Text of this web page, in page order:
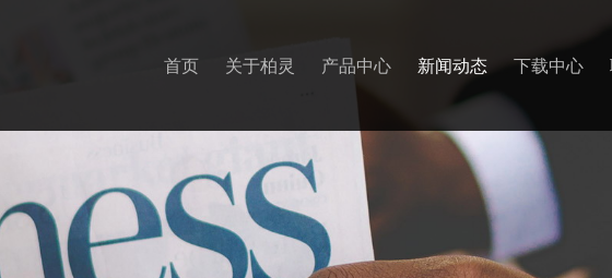
首页 关于柏灵 产品中心 新闻动态 下载中心